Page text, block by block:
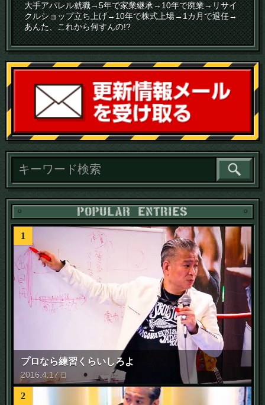
大手アパレル就職→5年で家業継承→10年で廃業→リサイ
クルショップ立ち上げ→10年で株式上場→1カ月で退任→
あんた、これから何すんの!?
読
1
プロなら練習くらいしろよ
2016 .4.17 日
2